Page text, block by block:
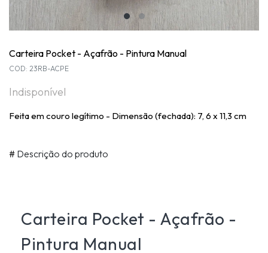
Carteira Pocket - Açafrão - Pintura Manual
COD: 23RB-ACPE
Indisponível
Feita em couro legítimo - Dimensão (fechada): 7, 6 x 11,3 cm
# Descrição do produto
Carteira Pocket - Açafrão -
Pintura Manual